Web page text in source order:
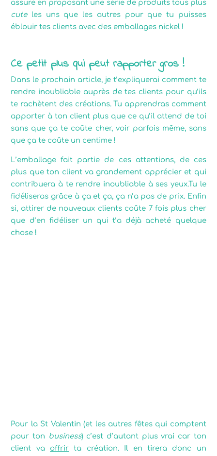
assuré en proposant une série de produits tous plus
cuteles uns que les autres pour que tu puisses
éblouir tes clients avec des emballages nickel !
Ce petit plus qui peut rapporter gros !
Dans le prochain article, je t’expliquerai comment te
rendre inoubliable auprès de tes clients pour qu’ils
te rachètent des créations. Tu apprendras comment
apporter à ton client plus que ce qu’il attend de toi
sans que ça te coûte cher, voir parfois même, sans
que ça te coûte un centime !
L’emballage fait partie de ces attentions, de ces
plus que ton client va grandement apprécier et qui
contribuera à te rendre inoubliable à ses yeux.Tu le
fidéliseras grâce à ça et ça, ça n’a pas de prix. Enfin
si, attirer de nouveaux clients coûte 7 fois plus cher
que d’en fidéliser un qui t’a déjà acheté quelque
chose !
Pour la St Valentin (et les autres fêtes qui comptent
pour ton business) c’est d’autant plus vrai car ton
client va offrir ta création. Il en tirera donc un